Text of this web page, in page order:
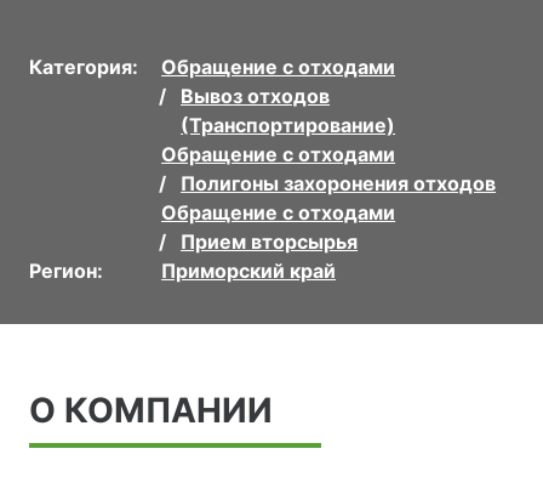
Категория:
Обращение с отходами
Вывоз отходов
(Транспортирование)
Обращение с отходами
Полигоны захоронения отходов
Обращение с отходами
Прием вторсырья
Регион:
Приморский край
О КОМПАНИИ